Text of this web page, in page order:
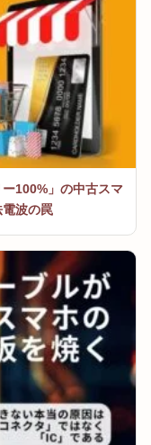
100%」の中古スマ
波の罠